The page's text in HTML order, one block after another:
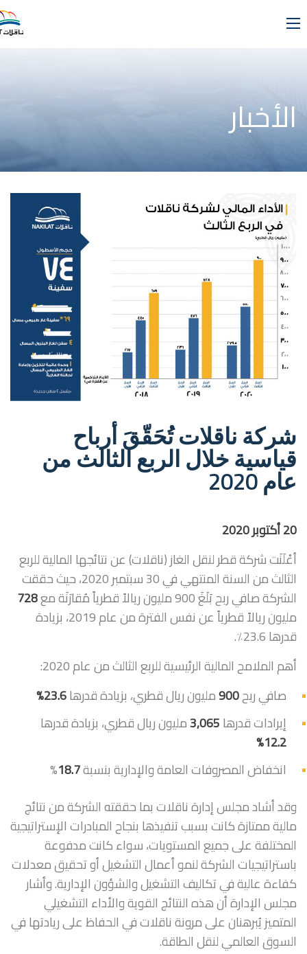
الأخبار
شركة ناقلات تُحَقّقَ أرباح
قياسية خلال الربع الثالث من
عام 2020
20 أكتوبر 2020
أعْلَنَت شركة قطر لنقل الغاز (ناقلات) عن نتائجها المالية للربع
الثالث من السنة المنتهي في 30 سبتمبر 2020، حيث حققت
الشركة صافي ربح بَلَغَ 900 مليون ريالاً قطرياً مُقارَنَة مع
728
مليون ريالاً قطرياً عن نفس الفترة من عام 2019، بزيادة
قدرها 23.6٪.
أهم الملامح المالية الرئيسية للربع الثالث من عام 2020:
صافي ربح900مليون ريال قطري، بزيادة قدرها23.6%
إيرادات قدرها3,065مليون ريال قطري، بزيادة قدرها
12.2%
انخفاض المصروفات العامة والإدارية بنسبة18.7
%
وقد أشاد مجلس إدارة ناقلات بما حققته الشركة من نتائج
مالية ممتازة كانت بسبب تنفيذها بنجاح المبادرات الإستراتيجية
المختلفة على جميع المستويات، سواء كانت مدفوعة
باستراتيجيات الشركة لنمو أعمال التشغيل أو تحقيق معدلات
كفاءة عالية في تكاليف التشغيل والشؤون الإدارية. وأشار
مجلس الإدارة أن هذه النتائج القوية والأداء التشغيلي
المتميز يُبرهنان على مرونة ناقلات في الحفاظ على ريادتها في
السوق العالمي لنقل الطاقة.